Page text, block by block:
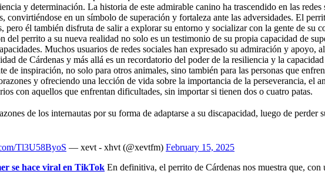
y determinación. La historia de este admirable canino ha trascendido en las
en un símbolo de superación y fortaleza ante las adversidades. El
él también disfruta de salir a explorar su entorno y socializar con la gente de su
perrito a su nueva realidad no solo es un testimonio de su propia capacidad de
Muchos usuarios de redes sociales han expresado su admiración y apoyo,
de Cárdenas y más allá es un recordatorio del poder de la resiliencia y la
inspiración, no solo para otros animales, sino también para las personas que
y ofreciendo una lección de vida sobre la importancia de la perseverancia, el
con aquellos que enfrentan dificultades, sin importar si tienen dos o cuatro patas.
de los internautas por su forma de adaptarse a su discapacidad, luego de perder
Tl3U58ByoS — xevt - xhvt (@xevtfm) February 15, 2025
se hace viral en TikTok En definitiva, el perrito de Cárdenas nos muestra que, con